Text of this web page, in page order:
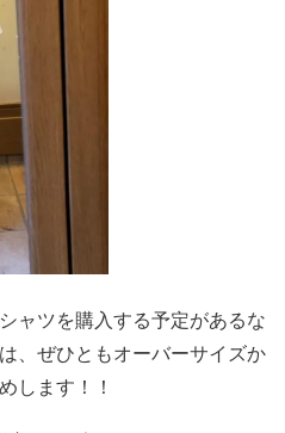
ャツを購入する予定があるな
、ぜひともオーバーサイズか
します！！